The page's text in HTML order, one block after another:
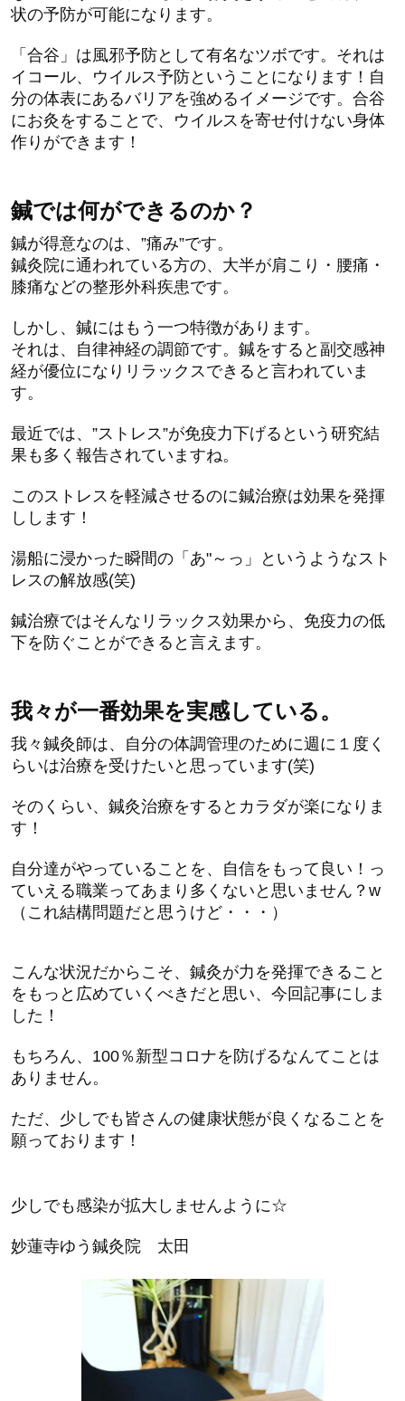
状の予防が可能になります。
「合谷」は風邪予防として有名なツボです。それは
イコール、ウイルス予防ということになります！自
分の体表にあるバリアを強めるイメージです。合谷
にお灸をすることで、ウイルスを寄せ付けない身体
作りができます！
鍼では何ができるのか？
鍼が得意なのは、”痛み”です。
鍼灸院に通われている方の、大半が肩こり・腰痛・
膝痛などの整形外科疾患です。
しかし、鍼にはもう一つ特徴があります。
それは、自律神経の調節です。鍼をすると副交感神
経が優位になりリラックスできると言われていま
す。
最近では、”ストレス”が免疫力下げるという研究結
果も多く報告されていますね。
このストレスを軽減させるのに鍼治療は効果を発揮
しします！
湯船に浸かった瞬間の「あ"～っ」というようなスト
レスの解放感(笑)
鍼治療ではそんなリラックス効果から、免疫力の低
下を防ぐことができると言えます。
我々が一番効果を実感している。
我々鍼灸師は、自分の体調管理のために週に１度く
らいは治療を受けたいと思っています(笑)
そのくらい、鍼灸治療をするとカラダが楽になりま
す！
自分達がやっていることを、自信をもって良い！っ
ていえる職業ってあまり多くないと思いません？w
（これ結構問題だと思うけど・・・）
こんな状況だからこそ、鍼灸が力を発揮できること
をもっと広めていくべきだと思い、今回記事にしま
した！
もちろん、100％新型コロナを防げるなんてことは
ありません。
ただ、少しでも皆さんの健康状態が良くなることを
願っております！
少しでも感染が拡大しませんように☆
妙蓮寺ゆう鍼灸院 太田